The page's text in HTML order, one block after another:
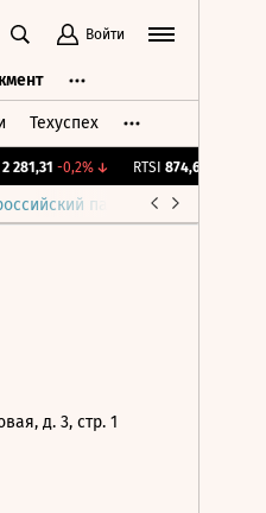
Войти
Техуспех
281,31 -0,2%↓ RTSI 874,64
парламент
д. 3, стр. 1